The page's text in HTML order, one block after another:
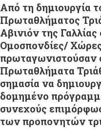
Από τη δημιουργία
Πρωταθλήματος
Αβινιόν της Γαλλίας
Ομοσπονδίες/
πρωταγωνιστούσαν
Πρωταθλήματα
σημασία να
δομημένο
συνεχούς
των προπονητών